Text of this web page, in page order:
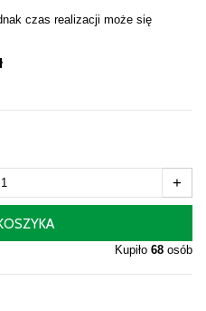
czas realizacji może się
+
Kupiło 68 osób